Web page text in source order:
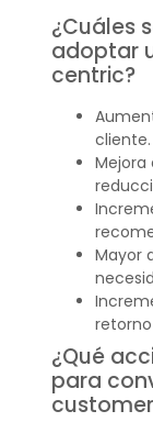
¿Cuáles
adoptar
centric?
cliente.
Mejora
Mayor
¿Qué
para